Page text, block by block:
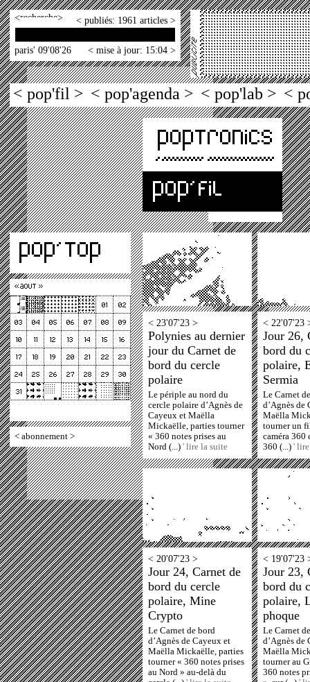
< > < publiés: 1961 articles >
paris' 09'08'26 < mise à jour: 15:04 >
< pop'fil > < pop'agenda > < pop'lab > <
< abonnement >
< 23'07'23 >
Polynies au dernier
jour du Carnet de
bord du cercle
polaire
Le périple au nord du
cercle polaire d’Agnès de
Cayeux et Maëlla
Mickaëlle, parties tourner
« 360 notes prises au
Nord (...) ' lire la suite
< 22'07'23
Jour 26,
bord du
polaire,
Sermia
Le Carnet
d’Agnès de
Maëlla
tourner un
caméra 360
360 (...) '
< 20'07'23 >
Jour 24, Carnet de
bord du cercle
polaire, Mine
Crypto
Le Carnet de bord
d’Agnès de Cayeux et
Maëlla Mickaëlle, parties
tourner « 360 notes prises
au Nord » au-delà du
< 19'07'23
Jour 23,
bord du
polaire,
phoque
Le Carnet
d’Agnès de
Maëlla
tourner au
360 notes